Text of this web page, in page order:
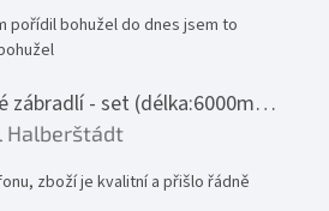
pořídil bohužel do dnes jsem to
Nerezové zábradlí - set (délka:6000mm x výška:1000mm)
produktu je 5 z 5 hvězdiček.
Halberštádt
zboží je kvalitní a přišlo řádně